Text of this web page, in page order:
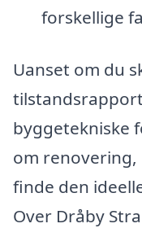
forskellige
Uanset om du
byggetekniske
om
finde den
Over Dråby